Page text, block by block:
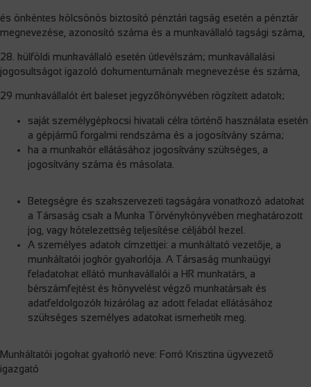
és önkéntes kölcsönös biztosító pénztári tagság esetén a pénztár
megnevezése, azonosító száma és a munkavállaló tagsági száma,
28. külföldi munkavállaló esetén útlevélszám; munkavállalási
jogosultságot igazoló dokumentumának megnevezése és száma,
29 munkavállalót ért baleset jegyzőkönyvében rögzített adatok;
saját személygépkocsi hivatali célra történő használata esetén
a gépjármű forgalmi rendszáma és a jogosítvány száma;
ha a munkakör ellátásához jogosítvány szükséges, a
jogosítvány száma és másolata.
Betegségre és szakszervezeti tagságára vonatkozó adatokat
a Társaság csak a Munka Törvénykönyvében meghatározott
jog, vagy kötelezettség teljesítése céljából kezel.
A személyes adatok címzettjei: a munkáltató vezetője, a
munkáltatói jogkör gyakorlója. A Társaság munkaügyi
feladatokat ellátó munkavállalói a HR munkatárs, a
bérszámfejtést és könyvelést végző munkatársak és
adatfeldolgozók kizárólag az adott feladat ellátásához
szükséges személyes adatokat ismerhetik meg.
Munkáltatói jogokat gyakorló neve: Forró Krisztina ügyvezető
igazgató